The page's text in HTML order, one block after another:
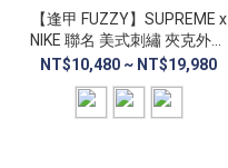
【逢甲 FUZZY】SUPREME x
NIKE 聯名 美式刺繡 夾克外套
BILLIE EILISH 同款 男女款
NT$10,480 ~ NT$19,980